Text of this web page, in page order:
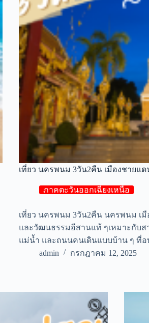
เที่ยว นครพนม 3วัน2คืน เมืองชายแ
ภาคตะวันออกเฉียงเหนือ
เที่ยว นครพนม 3วัน2คืน นครพนม เ
และวัฒนธรรมอีสานแท้ ๆเหมาะกับส
แม่น้ำ และถนนคนเดินแบบบ้าน ๆ ที่
admin
กรกฎาคม 12, 2025